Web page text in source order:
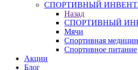
СПОРТИВНЫЙ
Назад
СПОРТИВНЫЙ
Мячи
Спортивная
Спортивное питание
Акции
Блог